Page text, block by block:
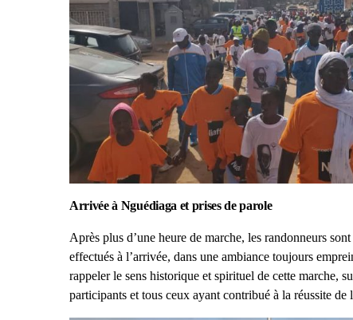
Arrivée à Nguédiaga et prises de parole
Après plus d’une heure de marche, les randonneurs
effectués à l’arrivée, dans une ambiance toujours
rappeler le sens historique et spirituel de cette marche,
participants et tous ceux ayant contribué à la réussite de